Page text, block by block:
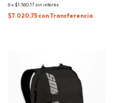
6x $1.560,17 sin interés
$7.020,75 conTransferencia